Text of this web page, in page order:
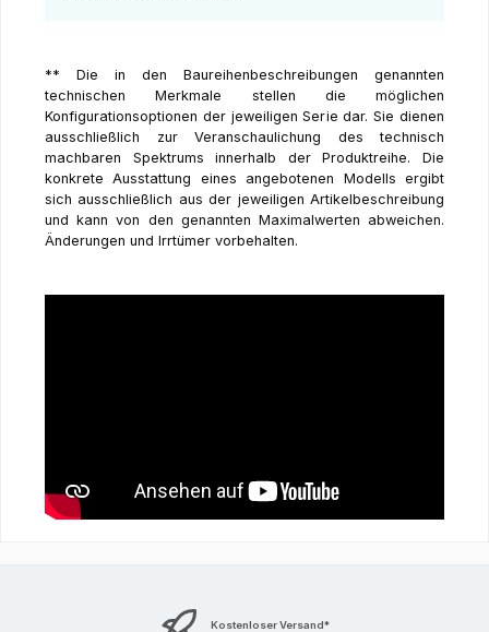
** Die in den Baureihenbeschreibungen genannten
technischen Merkmale stellen die möglichen
Konfigurationsoptionen der jeweiligen Serie dar. Sie dienen
ausschließlich zur Veranschaulichung des technisch
machbaren Spektrums innerhalb der Produktreihe. Die
konkrete Ausstattung eines angebotenen Modells ergibt
sich ausschließlich aus der jeweiligen Artikelbeschreibung
und kann von den genannten Maximalwerten abweichen.
Änderungen und Irrtümer vorbehalten.
Kostenloser Versand*